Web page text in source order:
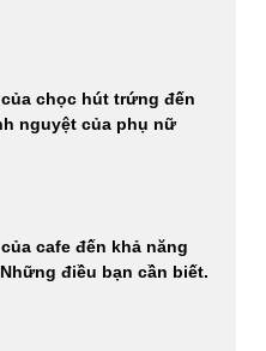
chọc hút trứng đến
nguyệt của phụ nữ
cafe đến khả năng
điều bạn cần biết.